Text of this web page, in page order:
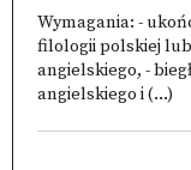
Wymagania: -
filologii polskiej
angielskiego, -
angielskiego i (...)